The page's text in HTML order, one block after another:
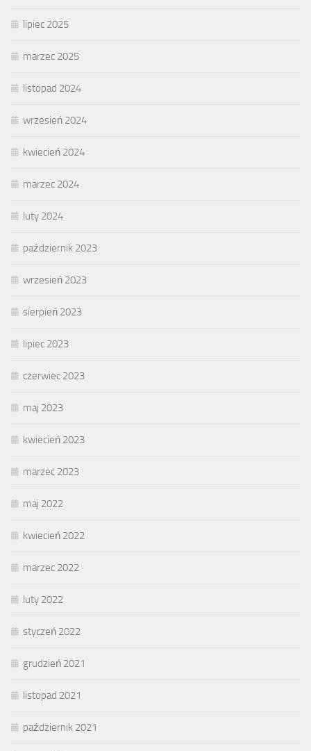
lipiec 2025
marzec 2025
listopad 2024
wrzesień 2024
kwiecień 2024
marzec 2024
luty 2024
październik 2023
wrzesień 2023
sierpień 2023
lipiec 2023
czerwiec 2023
maj 2023
kwiecień 2023
marzec 2023
maj 2022
kwiecień 2022
marzec 2022
luty 2022
styczeń 2022
grudzień 2021
listopad 2021
październik 2021